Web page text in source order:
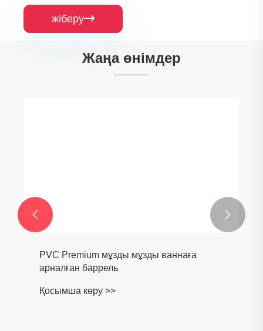
жіберу
Жаңа өнімдер
PVC Premium мұзды мұзды ваннаға
арналған баррель
Қосымша көру >>
 